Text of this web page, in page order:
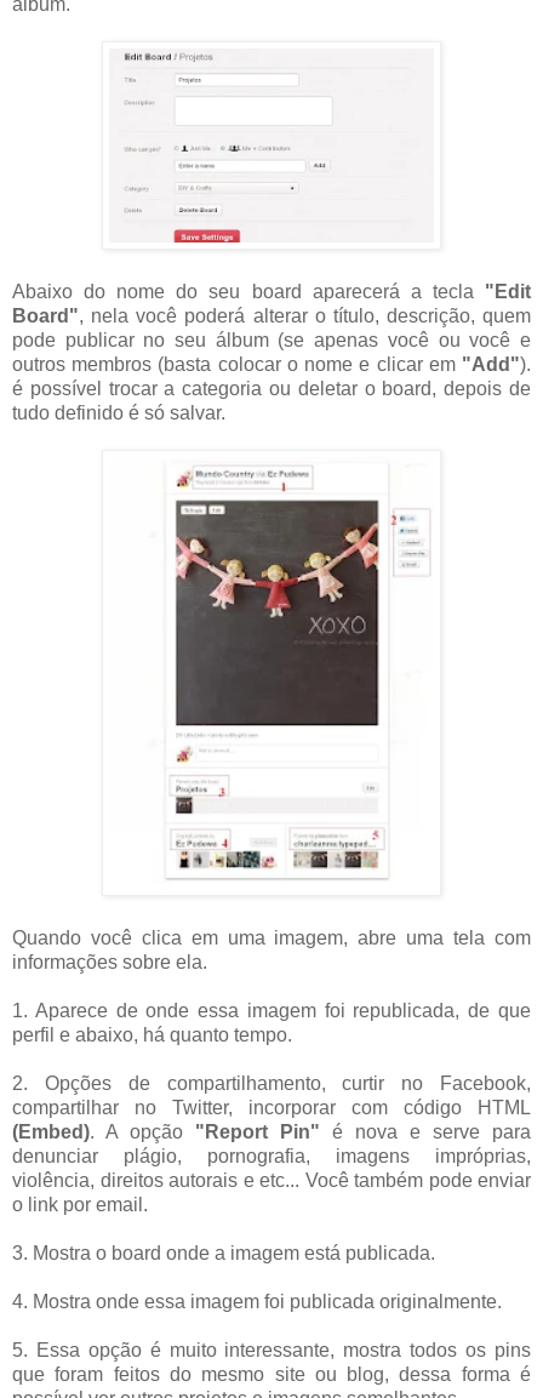
Abaixo do nome do seu board aparecerá a tecla "Edit
Board", nela você poderá alterar o título, descrição, quem
pode publicar no seu álbum (se apenas você ou você e
outros membros (basta colocar o nome e clicar em "Add").
é possível trocar a categoria ou deletar o board, depois de
tudo definido é só salvar.
Quando você clica em uma imagem, abre uma tela com
informações sobre ela.
1. Aparece de onde essa imagem foi republicada, de que
perfil e abaixo, há quanto tempo.
2. Opções de compartilhamento, curtir no Facebook,
compartilhar no Twitter, incorporar com código HTML
(Embed). A opção "Report Pin" é nova e serve para
denunciar plágio, pornografia, imagens impróprias,
violência, direitos autorais e etc... Você também pode enviar
o link por email.
3. Mostra o board onde a imagem está publicada.
4. Mostra onde essa imagem foi publicada originalmente.
5. Essa opção é muito interessante, mostra todos os pins
que foram feitos do mesmo site ou blog, dessa forma é